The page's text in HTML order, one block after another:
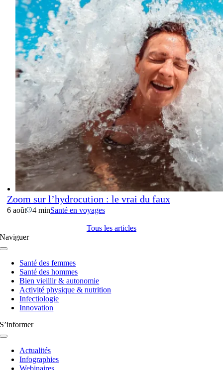
Zoom sur l’hydrocution : le vrai du faux
6 août 4 minSanté en voyages
Tous les articles
Naviguer
Navigation
basculeSanté des femmes
Santé des hommes
Bien vieillir & autonomie
Activité physique & nutrition
Infectiologie
Innovation
S’informer
Navigation
basculeActualités
Infographies